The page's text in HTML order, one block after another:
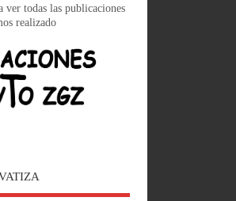
ver todas las publicaciones
realizado